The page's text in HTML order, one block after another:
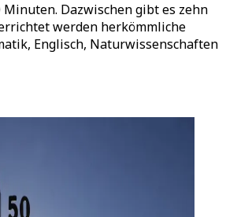
Minuten. Dazwischen gibt es zehn
werden herkömmliche
Englisch, Naturwissenschaften